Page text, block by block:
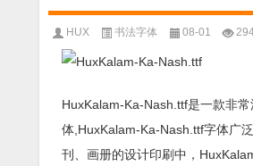
HUX 书法字体 08-01
HuxKalam-Ka-Nash.ttf是一款非
体,HuxKalam-Ka-Nash.ttf字体广
刊、画册的设计印刷中，